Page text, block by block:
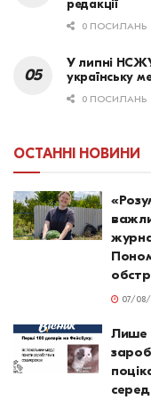
редакції
0 ПОСИЛАНЬ
У липні НСЖУ
українську
0 ПОСИЛАНЬ
ОСТАННІ НОВИНИ
07/08/
Лише